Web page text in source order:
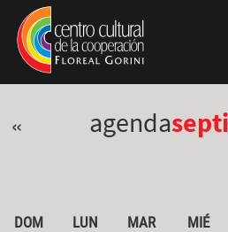
Pasar al contenido principal
Jump to main content
« agenda
DOM LUN MAR MIÉ